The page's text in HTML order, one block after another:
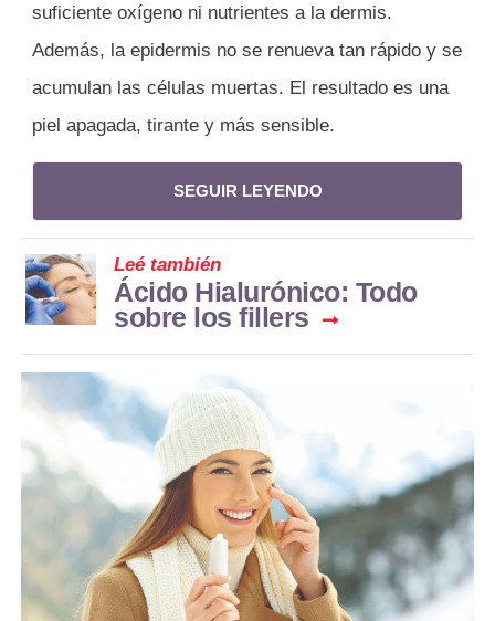
suficiente oxígeno ni nutrientes a la dermis.
Además, la epidermis no se renueva tan rápido y se
acumulan las células muertas. El resultado es una
piel apagada, tirante y más sensible.
SEGUIR LEYENDO
Leé también
Ácido Hialurónico: Todo
sobre los fillers